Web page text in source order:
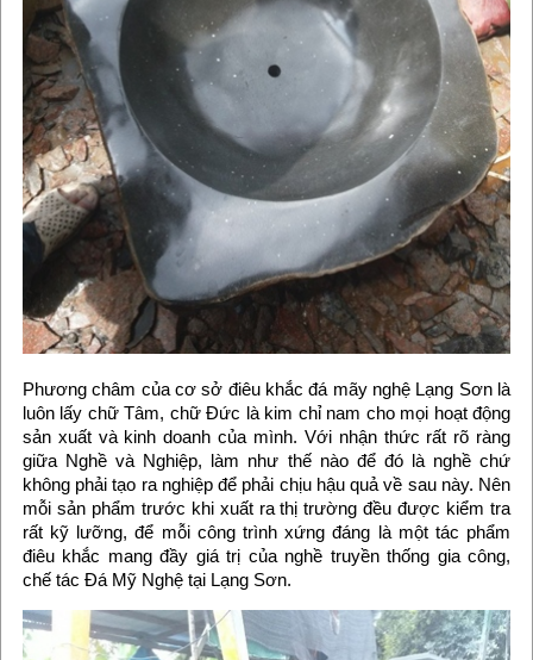
Phương châm của cơ sở điêu khắc đá mãy nghệ Lạng Sơn là
luôn lấy chữ Tâm, chữ Đức là kim chỉ nam cho mọi hoạt động
sản xuất và kinh doanh của mình. Với nhận thức rất rõ ràng
giữa Nghề và Nghiệp, làm như thế nào để đó là nghề chứ
không phải tạo ra nghiệp để phải chịu hậu quả về sau này. Nên
mỗi sản phẩm trước khi xuất ra thị trường đều được kiểm tra
rất kỹ lưỡng, để mỗi công trình xứng đáng là một tác phẩm
điêu khắc mang đầy giá trị của nghề truyền thống gia công,
chế tác Đá Mỹ Nghệ tại Lạng Sơn.